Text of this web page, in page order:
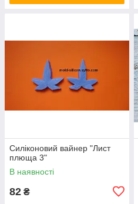
Силіконовий вайнер "Лист
плюща 3"
В наявності
82 ₴